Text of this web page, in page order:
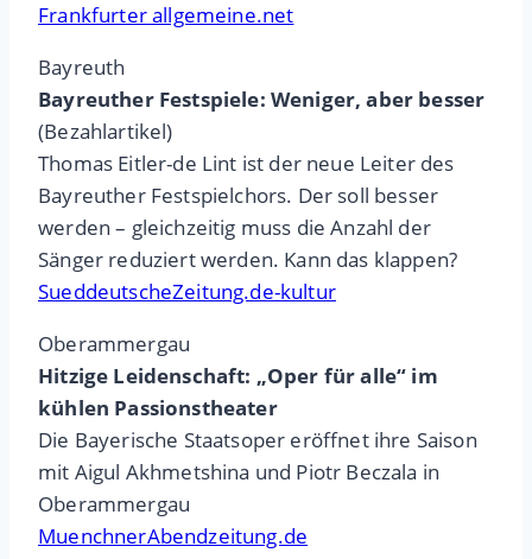
Frankfurter allgemeine.net
Bayreuth
Bayreuther Festspiele: Weniger, aber besser
(Bezahlartikel)
Thomas Eitler-de Lint ist der neue Leiter des
Bayreuther Festspielchors. Der soll besser
werden – gleichzeitig muss die Anzahl der
Sänger reduziert werden. Kann das klappen?
SueddeutscheZeitung.de-kultur
Oberammergau
Hitzige Leidenschaft: „Oper für alle“ im
kühlen Passionstheater
Die Bayerische Staatsoper eröffnet ihre Saison
mit Aigul Akhmetshina und Piotr Beczala in
Oberammergau
MuenchnerAbendzeitung.de